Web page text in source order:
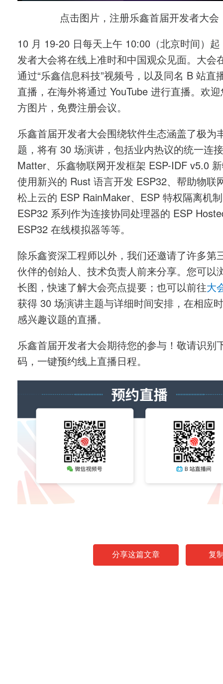
点击图片，注册乐鑫首届开发者大会
10 月 19-20 日每天上午 10:00（北京时间）起
发者大会将在线上准时和中国观众见面。大会
通过“乐鑫信息科技”视频号，以及同名 B 站直
直播，在海外将通过 YouTube 进行直播。欢
方图片，免费注册会议。
乐鑫首届开发者大会围绕软件生态涵盖了极为
题，将有 30 场演讲，包括业内热议的统一连
Matter、乐鑫物联网开发框架 ESP-IDF v5.0
使用新兴的 Rust 语言开发 ESP32、帮助物联
松上云的 ESP RainMaker、ESP 特权隔离机
ESP32 系列作为连接协同处理器的 ESP
ESP32 在线模拟器等等。
除乐鑫资深工程师以外，我们还邀请了许多第
伙伴的创始人、技术负责人前来分享。您可以
长图，快速了解大会亮点提要；也可以前往大
获得 30 场演讲主题与详细时间安排，在相应
感兴趣议题的直播。
乐鑫首届开发者大会期待您的参与！敬请识别
码，一键预约线上直播日程。
分享这篇文章 复